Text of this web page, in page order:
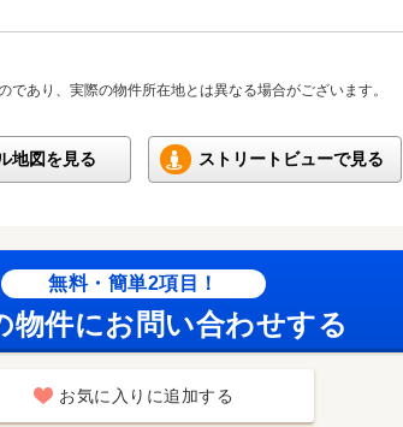
あり、実際の物件所在地とは異なる場合がございます。
地図を見る ストリートビューで見る
無料・簡単2項目！
物件にお問い合わせする
お気に入りに追加する